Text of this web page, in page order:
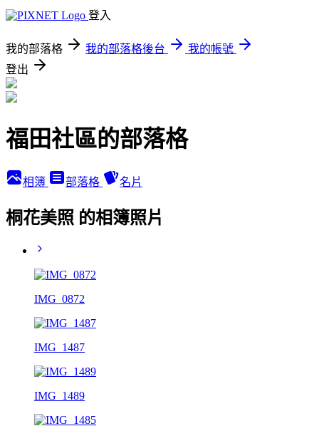
登入
我的部落格 我的部落格後台
我的帳號
登出
福田社區的部落格
相簿 部落格 名片
桐花美照 的相簿照片
IMG_0872
IMG_1487
IMG_1489